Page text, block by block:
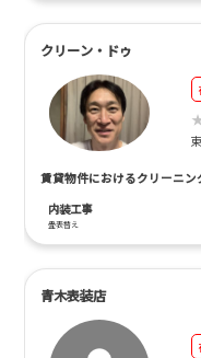
クリーン・ドゥ
賃貸物件におけるクリーニ
内装工事
畳表替え
青木表装店